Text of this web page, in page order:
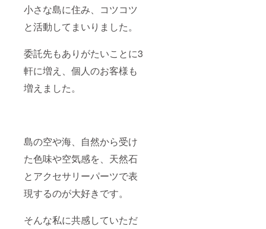
小さな島に住み、コツコツ
と活動してまいりました。
委託先もありがたいことに3
軒に増え、個人のお客様も
増えました。
島の空や海、自然から受け
た色味や空気感を、天然石
とアクセサリーパーツで表
現するのが大好きです。
そんな私に共感していただ